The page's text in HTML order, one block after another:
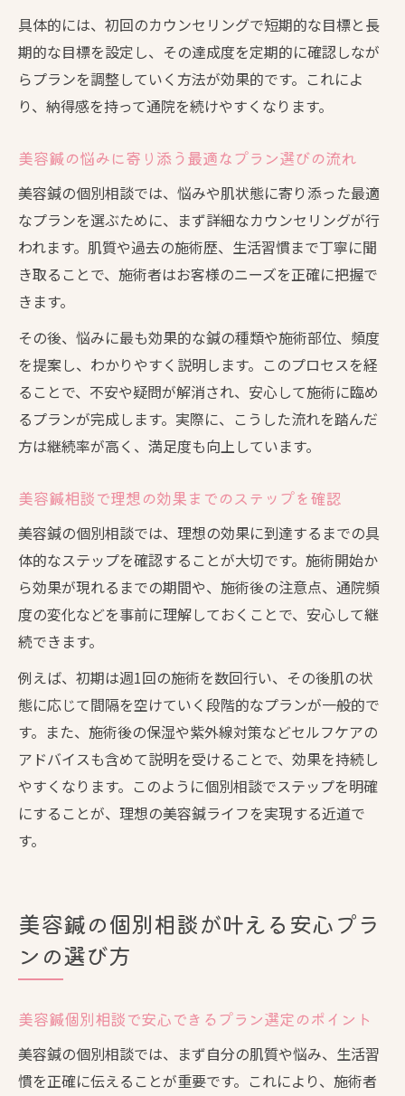
美容鍼個別相談で現実的な通院ペースを見
直す
美容鍼の料金や施術リスクを相談でクリアに
美容鍼の料金や相場を個別相談で丁寧に確
美容鍼の施術リスクと回避策を相談時に把
握
美容鍼の費用や追加料金について詳しく相
談
美容鍼の失敗例を事前に知るための相談術
要性
美容鍼経験者の視点で個別相談活用術を伝授
美容鍼経験者が語る個別相談での満足ポイ
ント
美容鍼個別相談で実感した安心感と選び方
美容鍼の施術前後で役立つ相談内容を徹底
解説
美容鍼経験談から学ぶ相談時の注意事項
美容鍼相談で失敗を防ぐための実践的アド
バイス
具体的には、初回のカウンセリングで短期的な目標と長
期的な目標を設定し、その達成度を定期的に確認しなが
らプランを調整していく方法が効果的です。これによ
り、納得感を持って通院を続けやすくなります。
美容鍼の悩みに寄り添う最適なプラン選びの流れ
美容鍼の個別相談では、悩みや肌状態に寄り添った最適
なプランを選ぶために、まず詳細なカウンセリングが行
われます。肌質や過去の施術歴、生活習慣まで丁寧に聞
き取ることで、施術者はお客様のニーズを正確に把握で
きます。
その後、悩みに最も効果的な鍼の種類や施術部位、頻度
を提案し、わかりやすく説明します。このプロセスを経
ることで、不安や疑問が解消され、安心して施術に臨め
るプランが完成します。実際に、こうした流れを踏んだ
方は継続率が高く、満足度も向上しています。
美容鍼相談で理想の効果までのステップを確認
美容鍼の個別相談では、理想の効果に到達するまでの具
体的なステップを確認することが大切です。施術開始か
ら効果が現れるまでの期間や、施術後の注意点、通院頻
度の変化などを事前に理解しておくことで、安心して継
続できます。
例えば、初期は週1回の施術を数回行い、その後肌の状
態に応じて間隔を空けていく段階的なプランが一般的で
す。また、施術後の保湿や紫外線対策などセルフケアの
アドバイスも含めて説明を受けることで、効果を持続し
やすくなります。このように個別相談でステップを明確
にすることが、理想の美容鍼ライフを実現する近道で
す。
美容鍼の個別相談が叶える安心プラ
ンの選び方
美容鍼個別相談で安心できるプラン選定のポイント
美容鍼の個別相談では、まず自分の肌質や悩み、生活習
慣を正確に伝えることが重要です。これにより、施術者